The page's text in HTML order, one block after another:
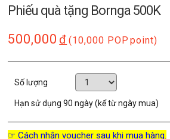
Phiếu quà tặng Bornga 500K
500,000 đ (10,000 POP point)
Số lượng
Hạn sử dụng90 ngày (kể từ ngày mua)
☞ Cách nhận voucher sau khi mua hàng.